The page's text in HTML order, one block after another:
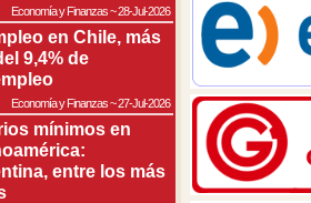
Economía y Finanzas~28-Jul-2026
en Chile, más
9,4% de
Economía y Finanzas~27-Jul-2026
mínimos en
entre los más